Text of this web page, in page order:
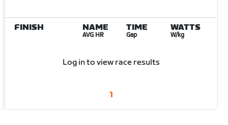
FINISH NAME
AVG HR
TIME
Gap
WATTS
W/kg
Log in to view race results
1